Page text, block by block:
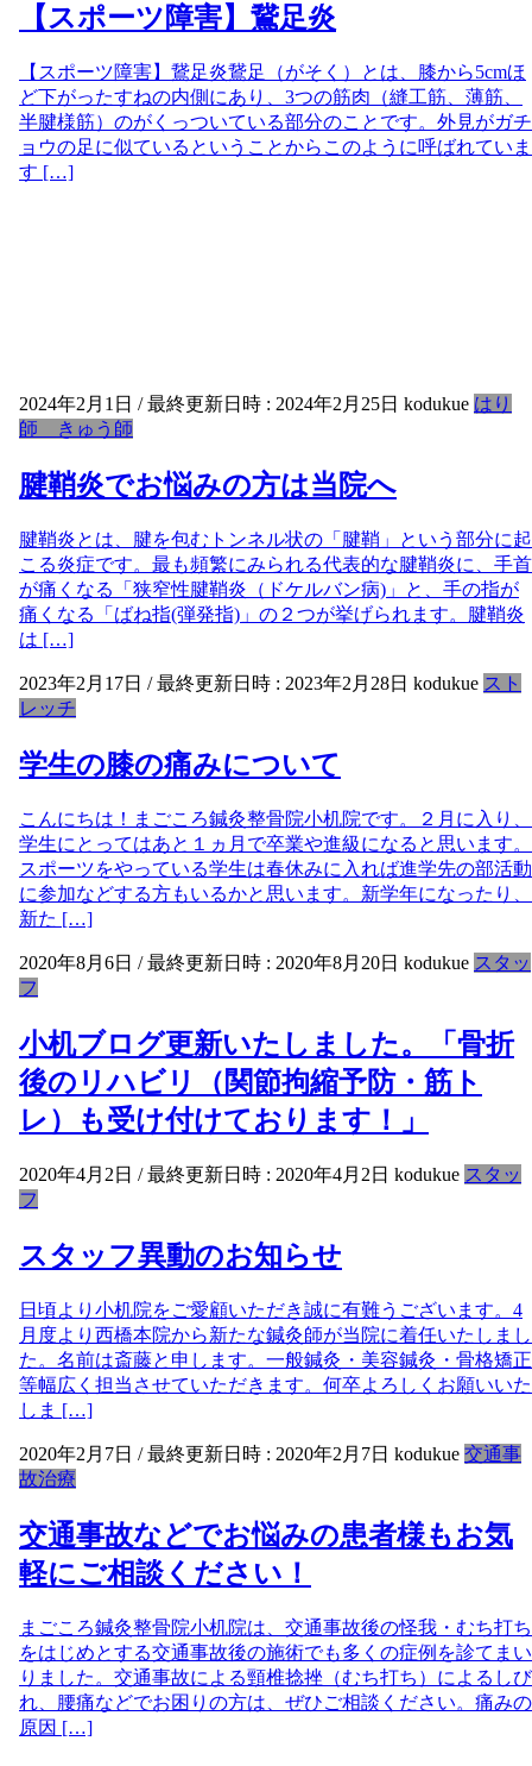
【スポーツ障害】鵞足炎
【スポーツ障害】鵞足炎鵞足（がそく）とは、膝から5cmほ
ど下がったすねの内側にあり、3つの筋肉（縫工筋、薄筋、
半腱様筋）のがくっついている部分のことです。外見がガチ
ョウの足に似ているということからこのように呼ばれていま
す […]
2024年2月1日 / 最終更新日時 : 2024年2月25日 kodukue はり
師 きゅう師
腱鞘炎でお悩みの方は当院へ
腱鞘炎とは、腱を包むトンネル状の「腱鞘」という部分に起
こる炎症です。最も頻繁にみられる代表的な腱鞘炎に、手首
が痛くなる「狭窄性腱鞘炎（ドケルバン病)」と、手の指が
痛くなる「ばね指(弾発指)」の２つが挙げられます。腱鞘炎
は […]
2023年2月17日 / 最終更新日時 : 2023年2月28日 kodukue スト
レッチ
学生の膝の痛みについて
こんにちは！まごころ鍼灸整骨院小机院です。２月に入り、
学生にとってはあと１ヵ月で卒業や進級になると思います。
スポーツをやっている学生は春休みに入れば進学先の部活動
に参加などする方もいるかと思います。新学年になったり、
新た […]
2020年8月6日 / 最終更新日時 : 2020年8月20日 kodukue スタッ
フ
小机ブログ更新いたしました。「骨折
後のリハビリ（関節拘縮予防・筋ト
レ）も受け付けております！」
2020年4月2日 / 最終更新日時 : 2020年4月2日 kodukue スタッ
フ
スタッフ異動のお知らせ
日頃より小机院をご愛顧いただき誠に有難うございます。4
月度より西橋本院から新たな鍼灸師が当院に着任いたしまし
た。名前は斎藤と申します。一般鍼灸・美容鍼灸・骨格矯正
等幅広く担当させていただきます。何卒よろしくお願いいた
しま […]
2020年2月7日 / 最終更新日時 : 2020年2月7日 kodukue 交通事
故治療
交通事故などでお悩みの患者様もお気
軽にご相談ください！
まごころ鍼灸整骨院小机院は、交通事故後の怪我・むち打ち
をはじめとする交通事故後の施術でも多くの症例を診てまい
りました。交通事故による頸椎捻挫（むち打ち）によるしび
れ、腰痛などでお困りの方は、ぜひご相談ください。痛みの
原因 […]